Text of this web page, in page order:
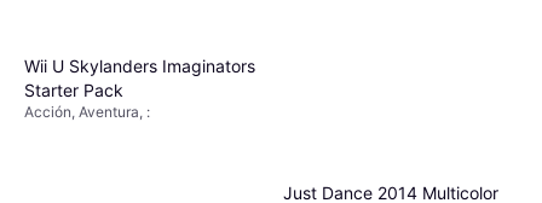
Wii U Skylanders Imaginators
Starter Pack
Acción, Aventura, :
Just Dance 2014 Multicolor